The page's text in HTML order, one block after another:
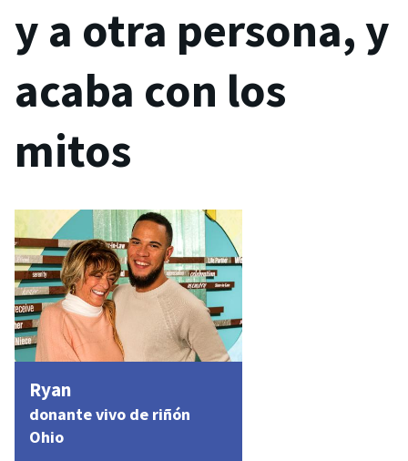
y a otra persona, y
acaba con los
mitos
Ryan
donante vivo de riñón
Ohio